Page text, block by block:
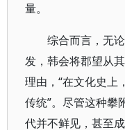
量。
综合而言，无
发，韩会将郡望从
理由，“在文化史上
传统”。尽管这种攀
代并不鲜见，甚至